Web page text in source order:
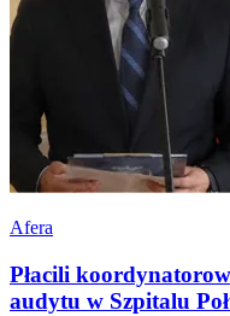
Afera
Płacili
audytu w Szpitalu